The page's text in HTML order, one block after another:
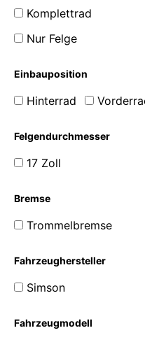
Komplettrad
Nur Felge
Einbauposition
Hinterrad
Felgendurchmesser
17 Zoll
Bremse
Trommelbremse
Fahrzeughersteller
Simson
Fahrzeugmodell